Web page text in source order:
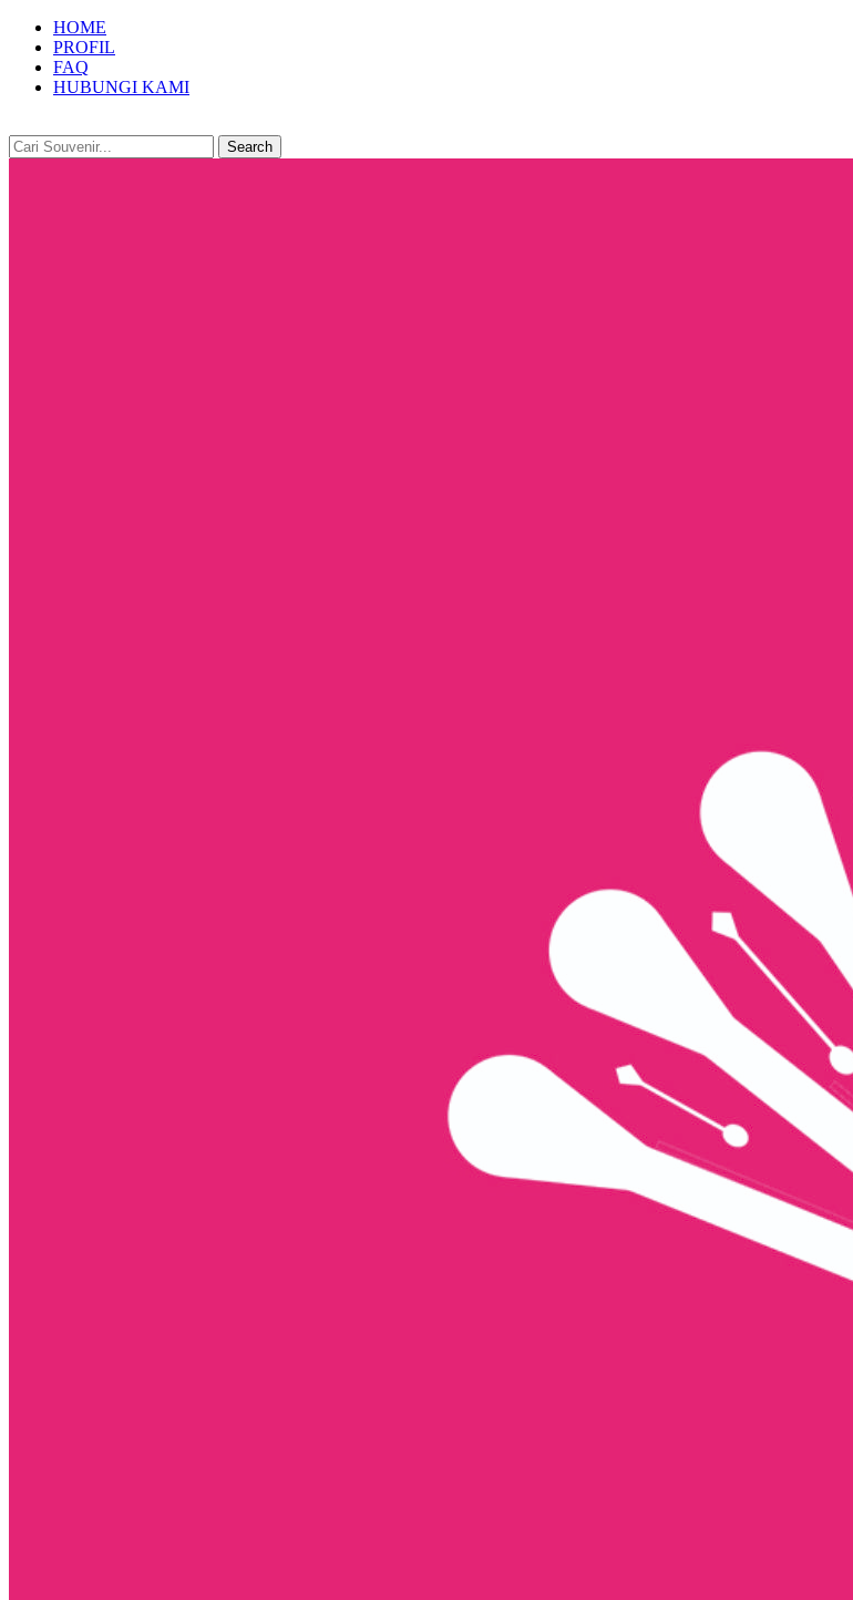
HOME
PROFIL
FAQ
HUBUNGI KAMI